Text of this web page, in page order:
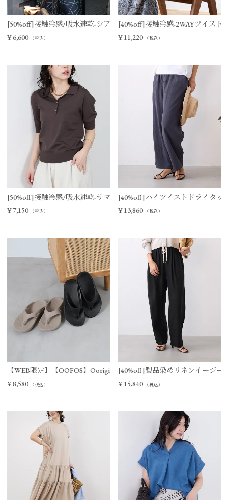
[50%off]接触冷感/吸水速乾-シアーVネックニットベスト
¥6,600 （税込）
[40%off]接触冷感-2WAYツイスト
¥ 11,220 （税込）
[50%off]接触冷感/吸水速乾-サマーポロニット
¥7,150 （税込）
[40%off]ハイツイストドライタッ
¥ 13,860 （税込）
【WEB限定】【OOFOS】Ooriginal リカバリーサンダル
¥8,580 （税込）
[40%off]製品染めリネンイージー
¥ 15,840 （税込）